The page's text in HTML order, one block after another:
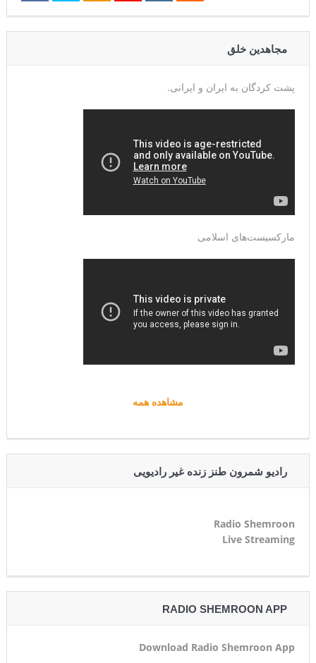
مجاهدین خلق
پشت کردگان به ایران و ایرانی.
مارکسیست‌های اسلامی
مشاهده همه
رادیو شمرون طنز زنده غیر رادیویی
Radio Shemroon
Live Streaming
RADIO SHEMROON APP
Download Radio Shemroon App